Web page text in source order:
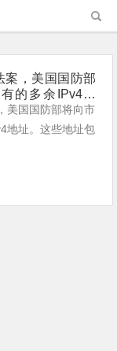
案，美国国防部
的多余IPv4地
块，IP地址数量
美国国防部将向市
地址。这些地址包